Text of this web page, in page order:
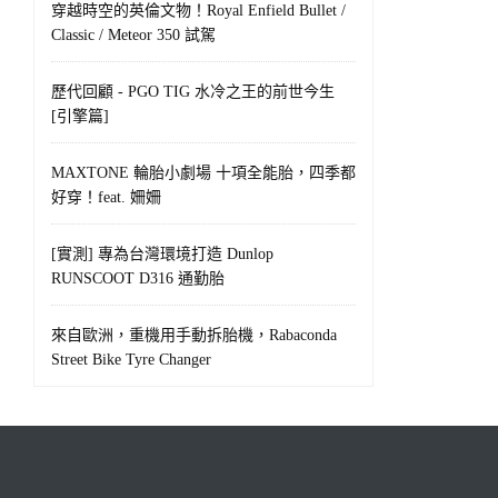
穿越時空的英倫文物！Royal Enfield Bullet /
Classic / Meteor 350 試駕
歷代回顧 - PGO TIG 水冷之王的前世今生
[引擎篇]
MAXTONE 輪胎小劇場 十項全能胎，四季都
好穿！feat. 姍姍
[實測] 專為台灣環境打造 Dunlop
RUNSCOOT D316 通勤胎
來自歐洲，重機用手動拆胎機，Rabaconda
Street Bike Tyre Changer